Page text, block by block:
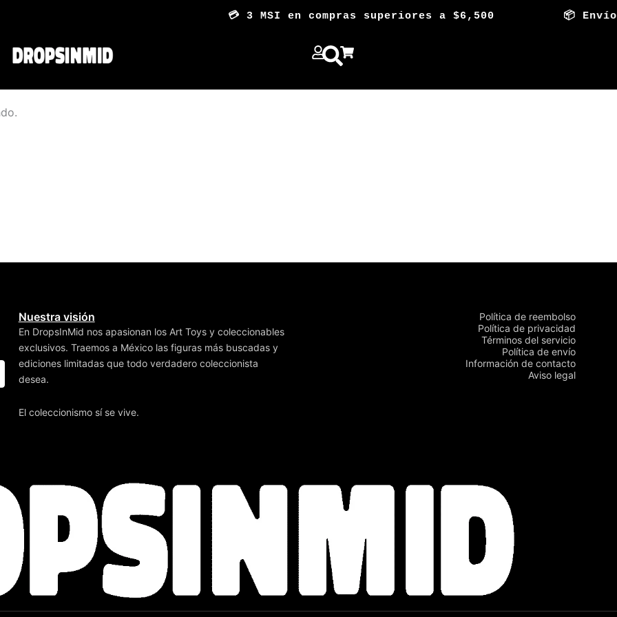
💳 3 MSI en compras superiores a $6,500 📦 Envío
Nuestra visión
En DropsInMid nos apasionan los Art Toys y coleccionables
exclusivos. Traemos a México las figuras más buscadas y
ediciones limitadas que todo verdadero coleccionista
desea.
El coleccionismo sí se vive.
Política de reembolso
Política de privacidad
Términos del servicio
Política de envío
Información de contacto
Aviso legal